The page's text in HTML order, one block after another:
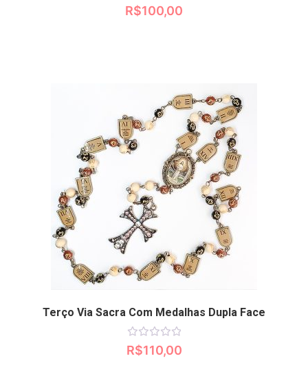
Avaliação
0
R$100,00
Terço Via Sacra Com Medalhas Dupla Face
Avaliação
0
R$110,00